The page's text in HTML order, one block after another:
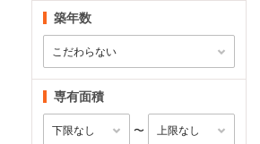
築年数
専有面積
〜